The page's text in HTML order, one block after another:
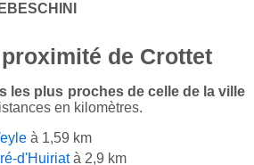
de Crottet
les plus proches de celle de la ville
en kilomètres.
à 1,59 km
d'Huiriatà 2,9 km